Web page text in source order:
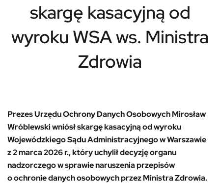
skargę kasacyjną od
wyroku WSA ws. Ministra
Zdrowia
Prezes Urzędu Ochrony Danych Osobowych Mirosław
Wróblewski wniósł skargę kasacyjną od wyroku
Wojewódzkiego Sądu Administracyjnego w Warszawie
z 2 marca 2026 r., który uchylił decyzję organu
nadzorczego w sprawie naruszenia przepisów
o ochronie danych osobowych przez Ministra Zdrowia.